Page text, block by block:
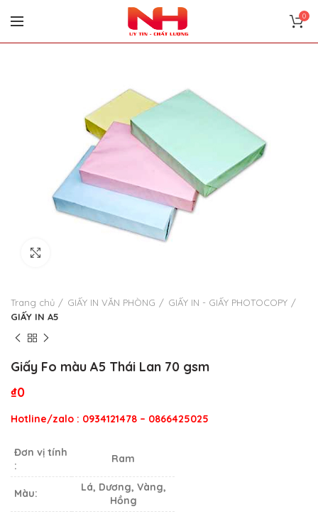
0
Trang chủ GIẤY IN VĂN PHÒNG
GIẤY IN - GIẤY PHOTOCOPY
GIẤY IN A5
Giấy Fo màu A5 Thái Lan 70 gsm
₫0
Hotline/zalo : 0934121478 – 0866425025
Đơn vị tính
:
Ram
Màu:
Lá, Dương, Vàng,
Hồng